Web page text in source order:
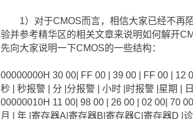
1）对于CMOS而言，相信大家已经不再陌
验并参考精华区的相关文章来说明如何解开
先向大家说明一下CMOS的一些结构：
00000000H 30 00| FF 00 | 39 00 | FF 00 | 12
秒 | 秒报警 | 分 |分报警 | 小时 |时报警 |星期 | 日
00000010H 11 00| 98 00 | 26 00 | 02 00| 70
月 | 年 |寄存器A|寄存器B|寄存器C|寄存器D |